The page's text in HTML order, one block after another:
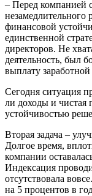
– Перед компанией
незамедлительного
финансовой
единственной
директоров. Не
деятельность, был
выплату
Сегодня ситуация
ли доходы и чистая
устойчивостью
Вторая задача –
Долгое время,
компании
Индексация
отсутствовала
на 5 процентов в